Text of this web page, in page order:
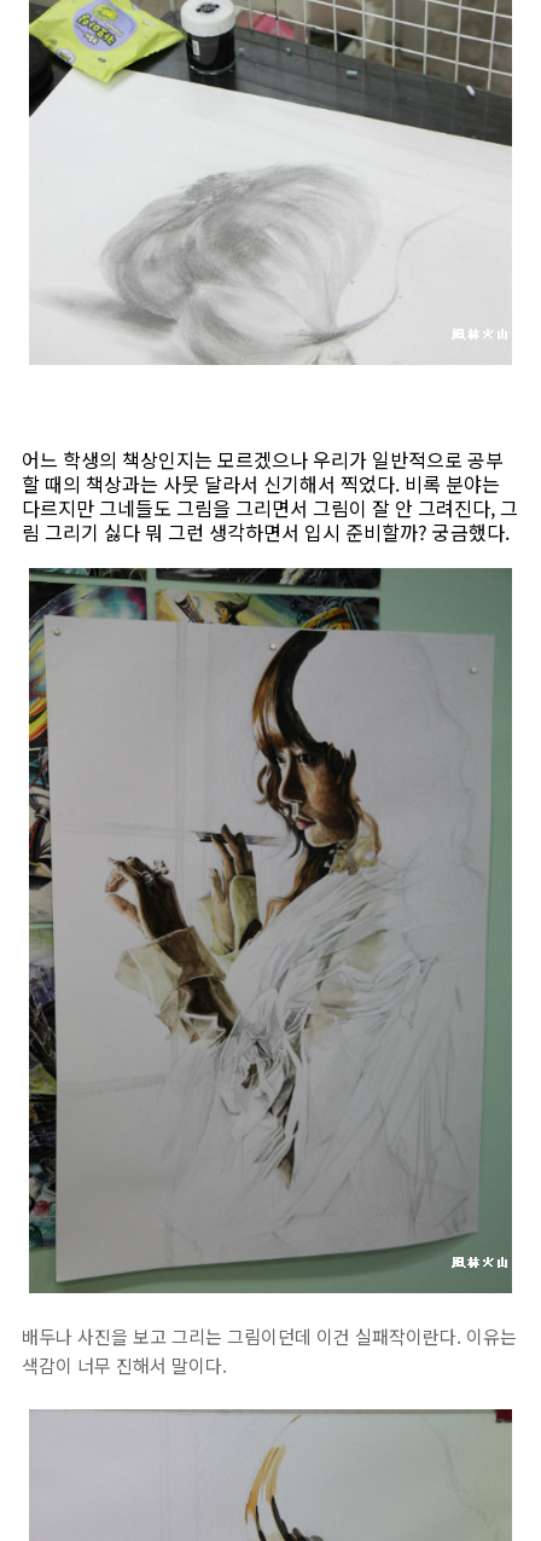
어느 학생의 책상인지는 모르겠으나 우리가 일반적으로 공부
할 때의 책상과는 사뭇 달라서 신기해서 찍었다. 비록 분야는
다르지만 그네들도 그림을 그리면서 그림이 잘 안 그려진다, 그
림 그리기 싫다 뭐 그런 생각하면서 입시 준비할까? 궁금했다.
배두나 사진을 보고 그리는 그림이던데 이건 실패작이란다. 이유는
색감이 너무 진해서 말이다.